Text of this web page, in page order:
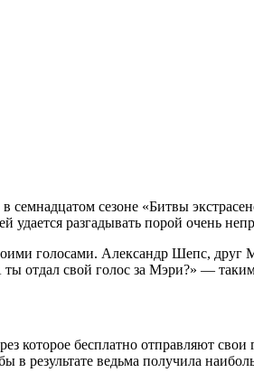
сезоне «Битвы
разгадывать порой очень
голосами. Александр Шепс, друг
отдал свой голос за Мэри?» —
бесплатно отправляют свои
результате ведьма получила